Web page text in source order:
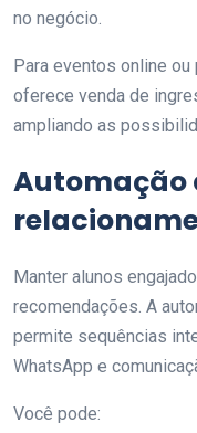
no negócio.
Para eventos online
oferece venda de
ampliando as
Automação
Manter alunos
recomendações. A
permite sequências
WhatsApp e
Você pode: